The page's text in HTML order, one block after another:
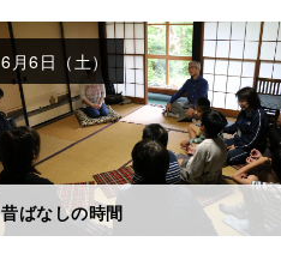
昔ばなしの時間
6月6日（土）